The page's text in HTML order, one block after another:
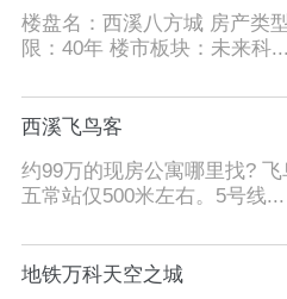
楼盘名：西溪八方城 房产类
限：40年 楼市板块：未来科...
西溪飞鸟客
约99万的现房公寓哪里找? 飞鸟客距离杭州地铁五号线
五常站仅500米左右。5号线...
地铁万科天空之城